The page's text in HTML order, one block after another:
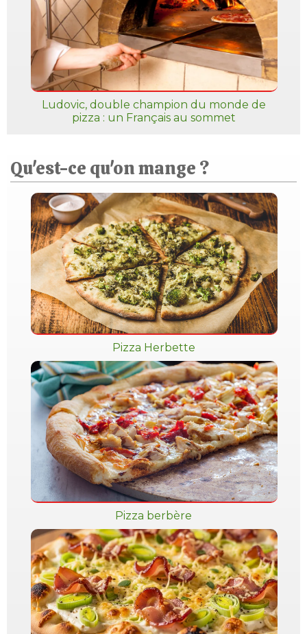
Ludovic, double champion du monde de
pizza : un Français au sommet
Qu'est-ce qu'on mange ?
Pizza Herbette
Pizza berbère